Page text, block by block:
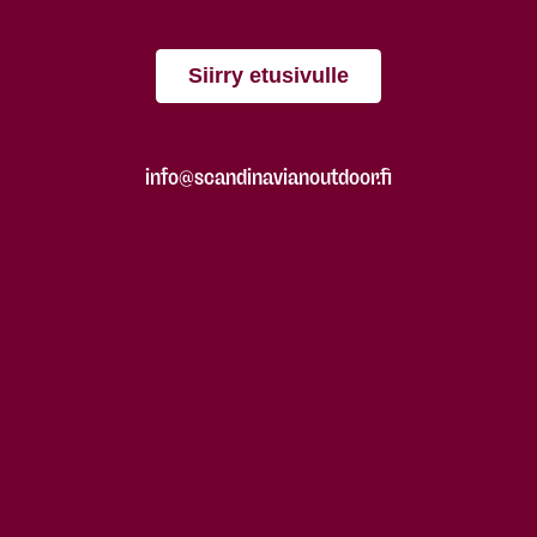
Siirry etusivulle
info@scandinavianoutdoor.fi